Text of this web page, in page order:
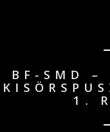
BF-SMD
1.